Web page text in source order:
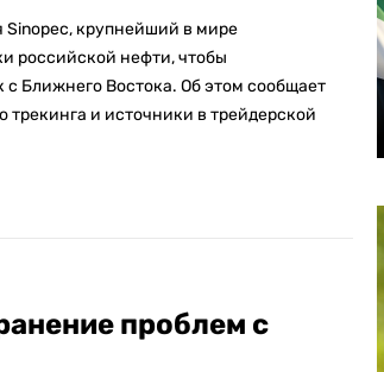
Sinopec, крупнейший в мире
российской нефти, чтобы
Ближнего Востока. Об этом сообщает
трекинга и источники в трейдерской
проблем с